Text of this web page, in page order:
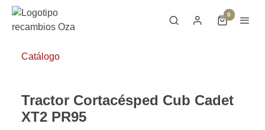
0
Catálogo
Tractor Cortacésped Cub Cadet
XT2 PR95